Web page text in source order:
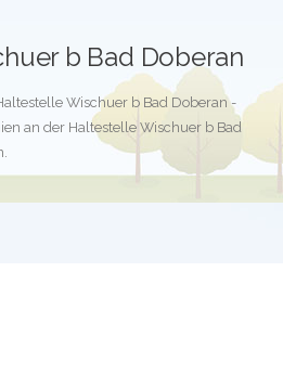
b Bad Doberan
Wischuer b Bad Doberan -
an der Haltestelle Wischuer b Bad